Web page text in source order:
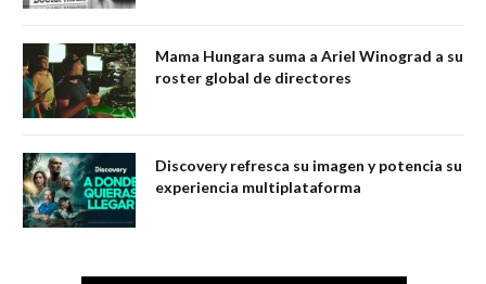
Mama Hungara suma a Ariel Winograd a su
roster global de directores
Discovery refresca su imagen y potencia su
experiencia multiplataforma